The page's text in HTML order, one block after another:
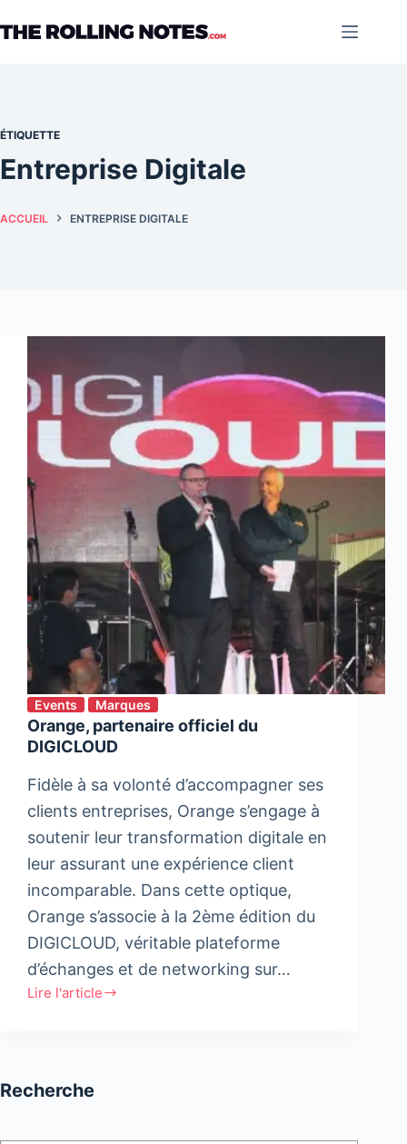
au
ÉTIQUETTE
Entreprise Digitale
ACCUEIL ENTREPRISE DIGITALE
Events Marques
Orange, partenaire officiel du
DIGICLOUD
Fidèle à sa volonté d’accompagner ses
clients entreprises, Orange s’engage à
soutenir leur transformation digitale en
leur assurant une expérience client
incomparable. Dans cette optique,
Orange s’associe à la 2ème édition du
DIGICLOUD, véritable plateforme
d’échanges et de networking sur…
Lire l'article
Orange,
DIGICLOUD
Recherche